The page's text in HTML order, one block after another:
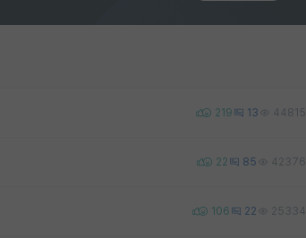
219 13 44815
22 85 42376
106 22 25334